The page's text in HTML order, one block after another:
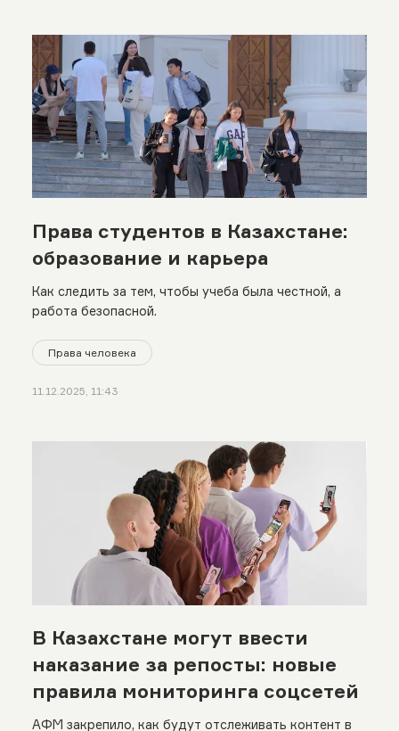
Права студентов в Казахстане:
образование и карьера
Как следить за тем, чтобы учеба была честной, а
работа безопасной.
Права человека
11.12.2025, 11:43
В Казахстане могут ввести
наказание за репосты: новые
правила мониторинга соцсетей
АФМ закрепило, как будут отслеживать контент в